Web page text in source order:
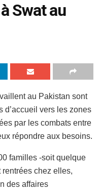
Swat au
au Pakistan sont
d’accueil vers les zones
par les combats entre
répondre aux besoins.
familles -soit quelque
chez elles,
des affaires